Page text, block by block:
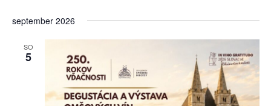
september 2026
SO
5